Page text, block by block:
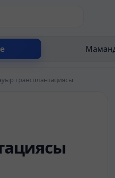
трансплантациясы